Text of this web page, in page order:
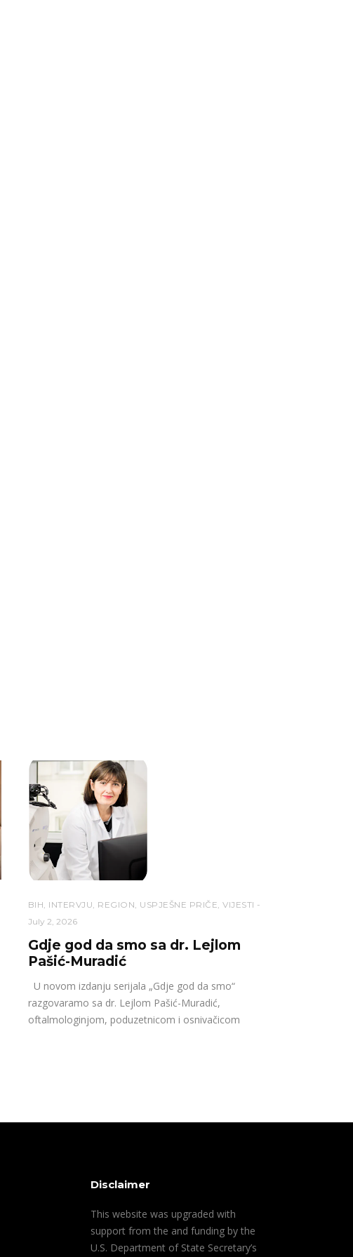
BIH INTERVJU REGION USPJEŠNE PRIČE ,VIJESTI
July 2, 2026
Gdje god da smo sa dr. Lejlom
Pašić-Muradić
U novom izdanju serijala „Gdje god da smo“
razgovaramo sa dr. Lejlom Pašić-Muradić,
oftalmologinjom, poduzetnicom i osnivačicom
Disclaimer
This website was upgraded with
support from the and funding by the
U.S. Department of State Secretary’s